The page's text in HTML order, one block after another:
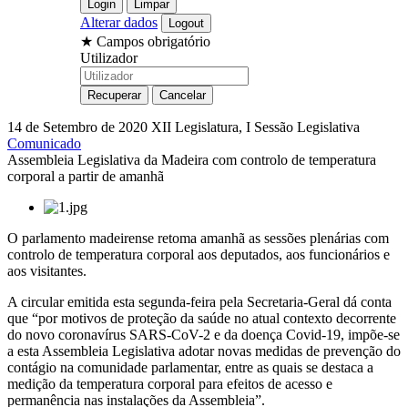
Alterar dados
★ Campos obrigatório
Utilizador
14 de Setembro de 2020 XII Legislatura, I Sessão Legislativa
Comunicado
Assembleia Legislativa da Madeira com controlo de temperatura
corporal a partir de amanhã
O parlamento madeirense retoma amanhã as sessões plenárias com
controlo de temperatura corporal aos deputados, aos funcionários e
aos visitantes.
A circular emitida esta segunda-feira pela Secretaria-Geral dá conta
que “por motivos de proteção da saúde no atual contexto decorrente
do novo coronavírus SARS-CoV-2 e da doença Covid-19, impõe-se
a esta Assembleia Legislativa adotar novas medidas de prevenção do
contágio na comunidade parlamentar, entre as quais se destaca a
medição da temperatura corporal para efeitos de acesso e
permanência nas instalações da Assembleia”.